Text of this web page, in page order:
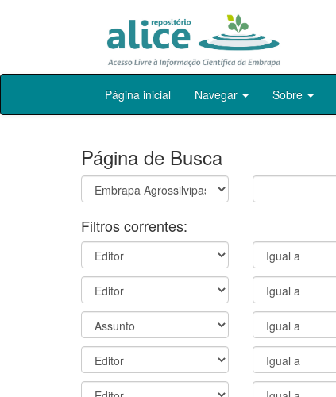
Skip
Página inicial Navegar Sobre
Página de Busca
Filtros correntes: